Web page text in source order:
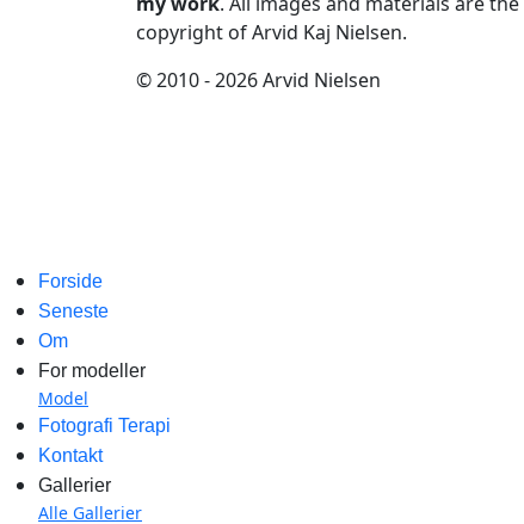
copyright of Arvid Kaj Nielsen.
© 2010 - 2026 Arvid Nielsen
Forside
Seneste
Om
For modeller
Model
Fotografi Terapi
Kontakt
Gallerier
Alle Gallerier